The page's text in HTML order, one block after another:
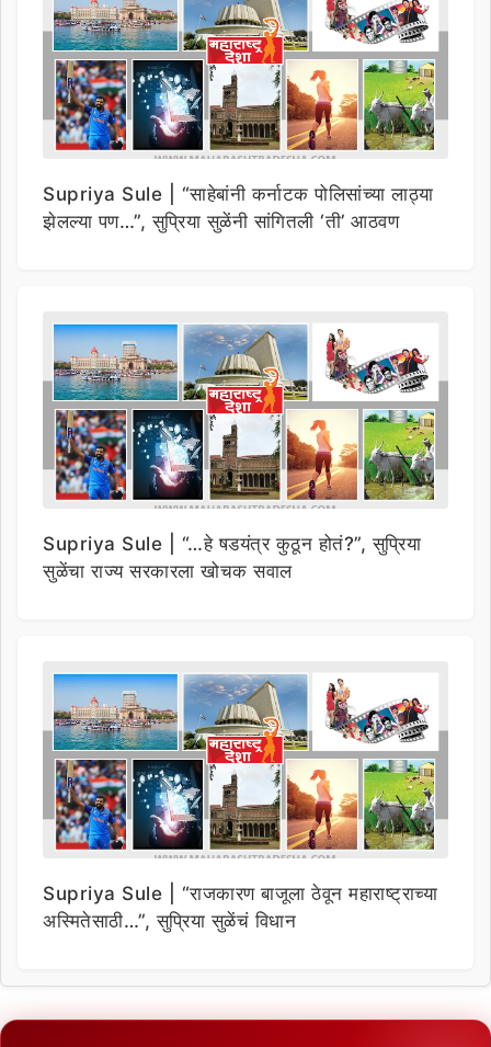
Supriya Sule | “साहेबांनी कर्नाटक पोलिसांच्या लाठ्या
झेलल्या पण…”, सुप्रिया सुळेंनी सांगितली ‘ती’ आठवण
Supriya Sule | “…हे षडयंत्र कुठून होतं?”, सुप्रिया
सुळेंचा राज्य सरकारला खोचक सवाल
Supriya Sule | “राजकारण बाजूला ठेवून महाराष्ट्राच्या
अस्मितेसाठी…”, सुप्रिया सुळेंचं विधान